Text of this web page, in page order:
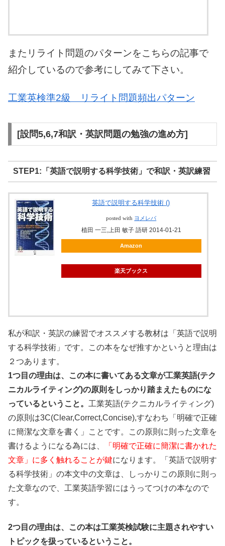
またリライト問題のパターンをこちらの記事で
紹介しているので参考にしてみて下さい。
工業英検準2級 リライト問題頻出パターン
[設問5,6,7和訳・英訳問題の勉強の進め方]
STEP1:「英語で説明する科学技術」で和訳・英訳練習
英語で説明する科学技術 ()
posted with ヨメレバ
植田 一三,上田 敏子 語研 2014-01-21
Amazon
楽天ブックス
私が和訳・英訳の練習でオススメする教材は「英語で説明
する科学技術」です。この本をなぜ推すかというと理由は
２つあります。
1つ目の理由は、この本に書いてある文章が工業英語(テク
ニカルライティング)の原則をしっかり踏まえたものにな
っているということ。 工業英語(テクニカルライティング)
の原則は3C(Clear,Correct,Concise),すなわち「明確で正確
に簡潔な文章を書く」ことです。この原則に則った文章を
書けるようになる為には、
「明確で正確に簡潔に書かれた
文章」に多く触れることが鍵になります。「英語で説明す
る科学技術」の本文中の文章は、しっかりこの原則に則っ
た文章なので、工業英語学習にはうってつけの本なので
す。
2つ目の理由は、この本は工業英検試験に主題されやすい
トピックを扱っているということ。